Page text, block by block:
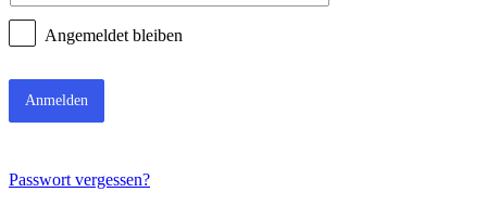
Angemeldet bleiben
Passwort vergessen?